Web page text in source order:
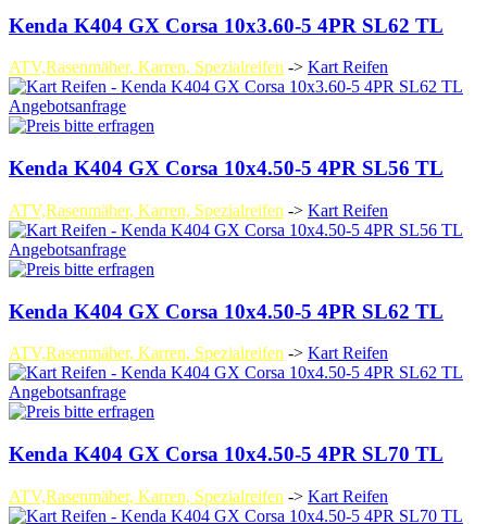
Kenda K404 GX Corsa 10x3.60-5 4PR SL62 TL
ATV,Rasenmäher, Karren, Spezialreifen -> Kart Reifen
Angebotsanfrage
Kenda K404 GX Corsa 10x4.50-5 4PR SL56 TL
ATV,Rasenmäher, Karren, Spezialreifen -> Kart Reifen
Angebotsanfrage
Kenda K404 GX Corsa 10x4.50-5 4PR SL62 TL
ATV,Rasenmäher, Karren, Spezialreifen -> Kart Reifen
Angebotsanfrage
Kenda K404 GX Corsa 10x4.50-5 4PR SL70 TL
ATV,Rasenmäher, Karren, Spezialreifen -> Kart Reifen